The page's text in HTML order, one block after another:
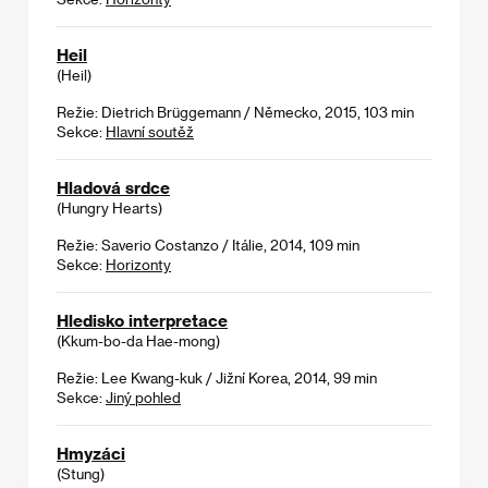
Heil
(Heil)
Režie: Dietrich Brüggemann / Německo, 2015, 103 min
Sekce: Hlavní soutěž
Hladová srdce
(Hungry Hearts)
Režie: Saverio Costanzo / Itálie, 2014, 109 min
Sekce: Horizonty
Hledisko interpretace
(Kkum-bo-da Hae-mong)
Režie: Lee Kwang-kuk / Jižní Korea, 2014, 99 min
Sekce: Jiný pohled
Hmyzáci
(Stung)